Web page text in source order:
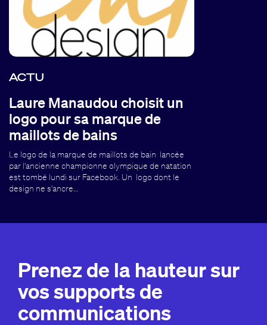
ACTU
Laure Manaudou choisit un
logo pour sa marque de
maillots de bains
Le logo de la marque de maillots de bain lancée
par l'ancienne championne olympique de natation
est tombé lundi sur Facebook. Un logo dont le
design ne s'ancre…
Prenez de la hauteur sur
vos supports de
communications